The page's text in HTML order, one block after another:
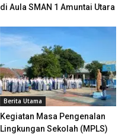
di Aula SMAN 1 Amuntai Utara
Berita Utama
Kegiatan Masa Pengenalan
Lingkungan Sekolah (MPLS)